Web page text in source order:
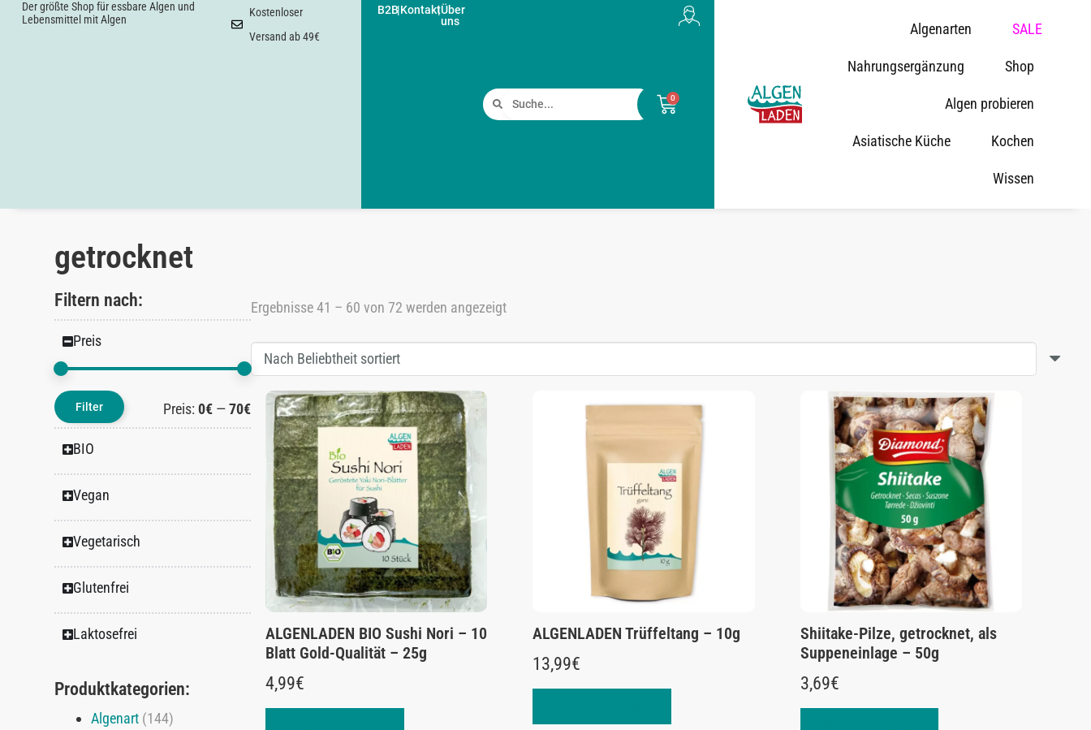
Der größte Shop für essbare Algen und
Lebensmittel mit Algen
Kostenloser
Versand ab 49€
B2B|Kontakt|Über
uns
0
Algenarten SALE
Nahrungsergänzung Shop
Algen probieren
Asiatische Küche Kochen
Wissen
getrocknet
Filtern nach:
Preis
Filter Preis:0€ —70€
BIO
Vegan
Vegetarisch
Glutenfrei
Laktosefrei
Produktkategorien:
Algenart (144)
Ergebnisse 41 – 60 von 72 werden angezeigt
ALGENLADEN BIO Sushi Nori – 10
Blatt Gold-Qualität – 25g
4,99€
ALGENLADEN Trüffeltang – 10g
13,99€
Shiitake-Pilze, getrocknet, als
Suppeneinlage – 50g
3,69€